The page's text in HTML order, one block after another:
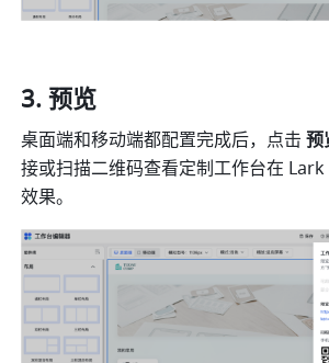
预览
桌面端和移动端都配置完成后，点击 预
接或扫描二维码查看定制工作台在
效果。